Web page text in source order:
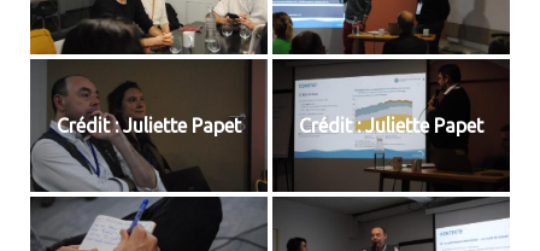
Crédit : Juliette Papet Crédit : Juliette Papet